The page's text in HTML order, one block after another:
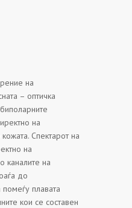
на
– оптичка
на
Спектарот на
на
каналите на
до
плавата
кои се составен